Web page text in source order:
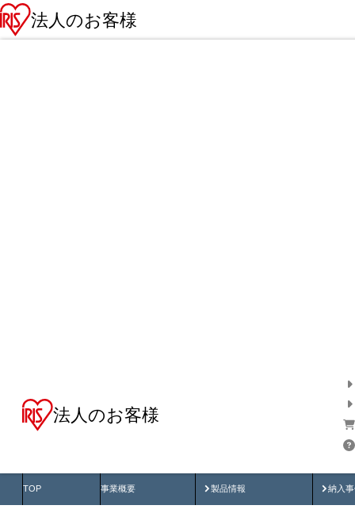
法人のお客様
法人のお客様
TOP 事業概要 製品情報
製品動画 納入
納